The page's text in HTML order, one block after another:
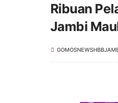
Ribuan
Jambi